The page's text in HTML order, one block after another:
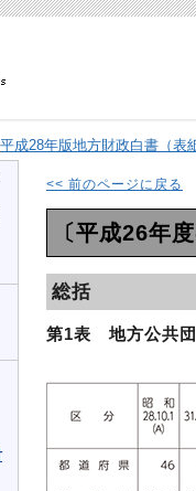
平成28年版地方財政白書（表
<< 前のページに戻る
〔平成26年
総括
第1表 地方公共